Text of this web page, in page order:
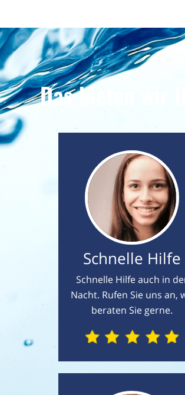
Das bieten wir
Schnelle Hilfe
Schnelle Hilfe auch in
Nacht. Rufen Sie uns an,
beraten Sie gerne.